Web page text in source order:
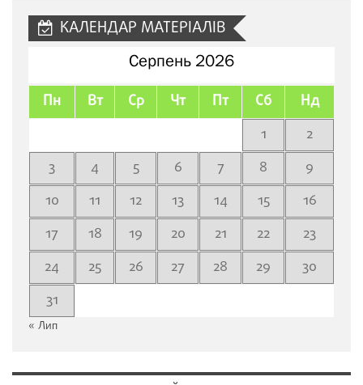
КАЛЕНДАР МАТЕРІАЛІВ
Серпень 2026
Пн Вт Ср Чт Пт Сб Нд
1
2
3
4 5 6 7 8
9
10
11 12 13 14 15
16
17
18 19 20 21 22
23
24
25 26 27 28 29
30
31
« Лип